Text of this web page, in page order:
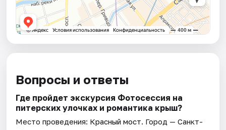
Вопросы и ответы
Где пройдет экскурсия Фотосессия на
питерских улочках и романтика крыш?
Место проведения: Красный мост. Город — Санкт-